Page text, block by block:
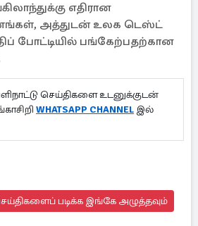
எதிரான
அத்துடன் உலக டெஸ்ட்
போட்டியில் பங்கேற்பதற்கான
செய்திகளை உடனுக்குடன்
WHATSAPP CHANNEL இல்
படிக்க இங்கே அழுத்தவும்